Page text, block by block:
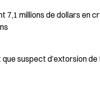
millions de dollars en
suspect d’extorsion